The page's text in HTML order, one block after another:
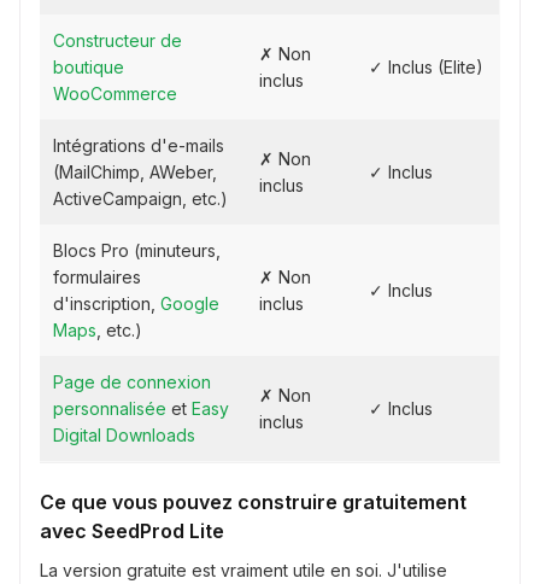
Constructeur de
boutique
WooCommerce
✗ Non
inclus
✓ Inclus (Elite)
Intégrations d'e-mails
(MailChimp, AWeber,
ActiveCampaign, etc.)
✗ Non
inclus
✓ Inclus
Blocs Pro (minuteurs,
formulaires
d'inscription, Google
Maps , etc.)
✗ Non
inclus
✓ Inclus
Page de connexion
personnalisée et Easy
Digital Downloads
✗ Non
inclus
✓ Inclus
Ce que vous pouvez construire gratuitement
avec SeedProd Lite
La version gratuite est vraiment utile en soi. J'utilise